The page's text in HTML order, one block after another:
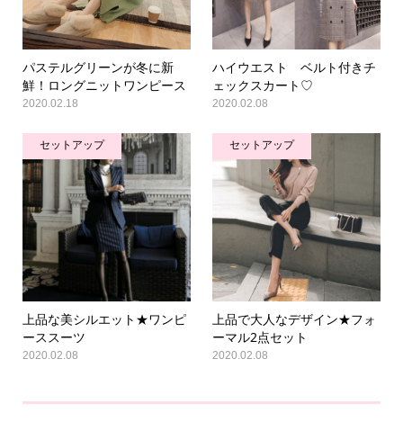
パステルグリーンが冬に新
鮮！ロングニットワンピース
2020.02.18
ハイウエスト ベルト付きチ
ェックスカート♡
2020.02.08
セットアップ
上品な美シルエット★ワンピ
ーススーツ
2020.02.08
セットアップ
上品で大人なデザイン★フォ
ーマル2点セット
2020.02.08